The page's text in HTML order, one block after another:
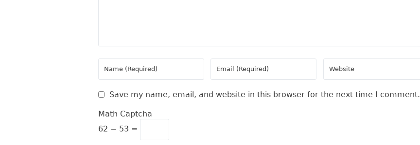
Save my name, email, and website in this browser for the next time I comment.
Math Captcha
62 − 53 =